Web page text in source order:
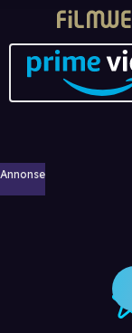
Annonse